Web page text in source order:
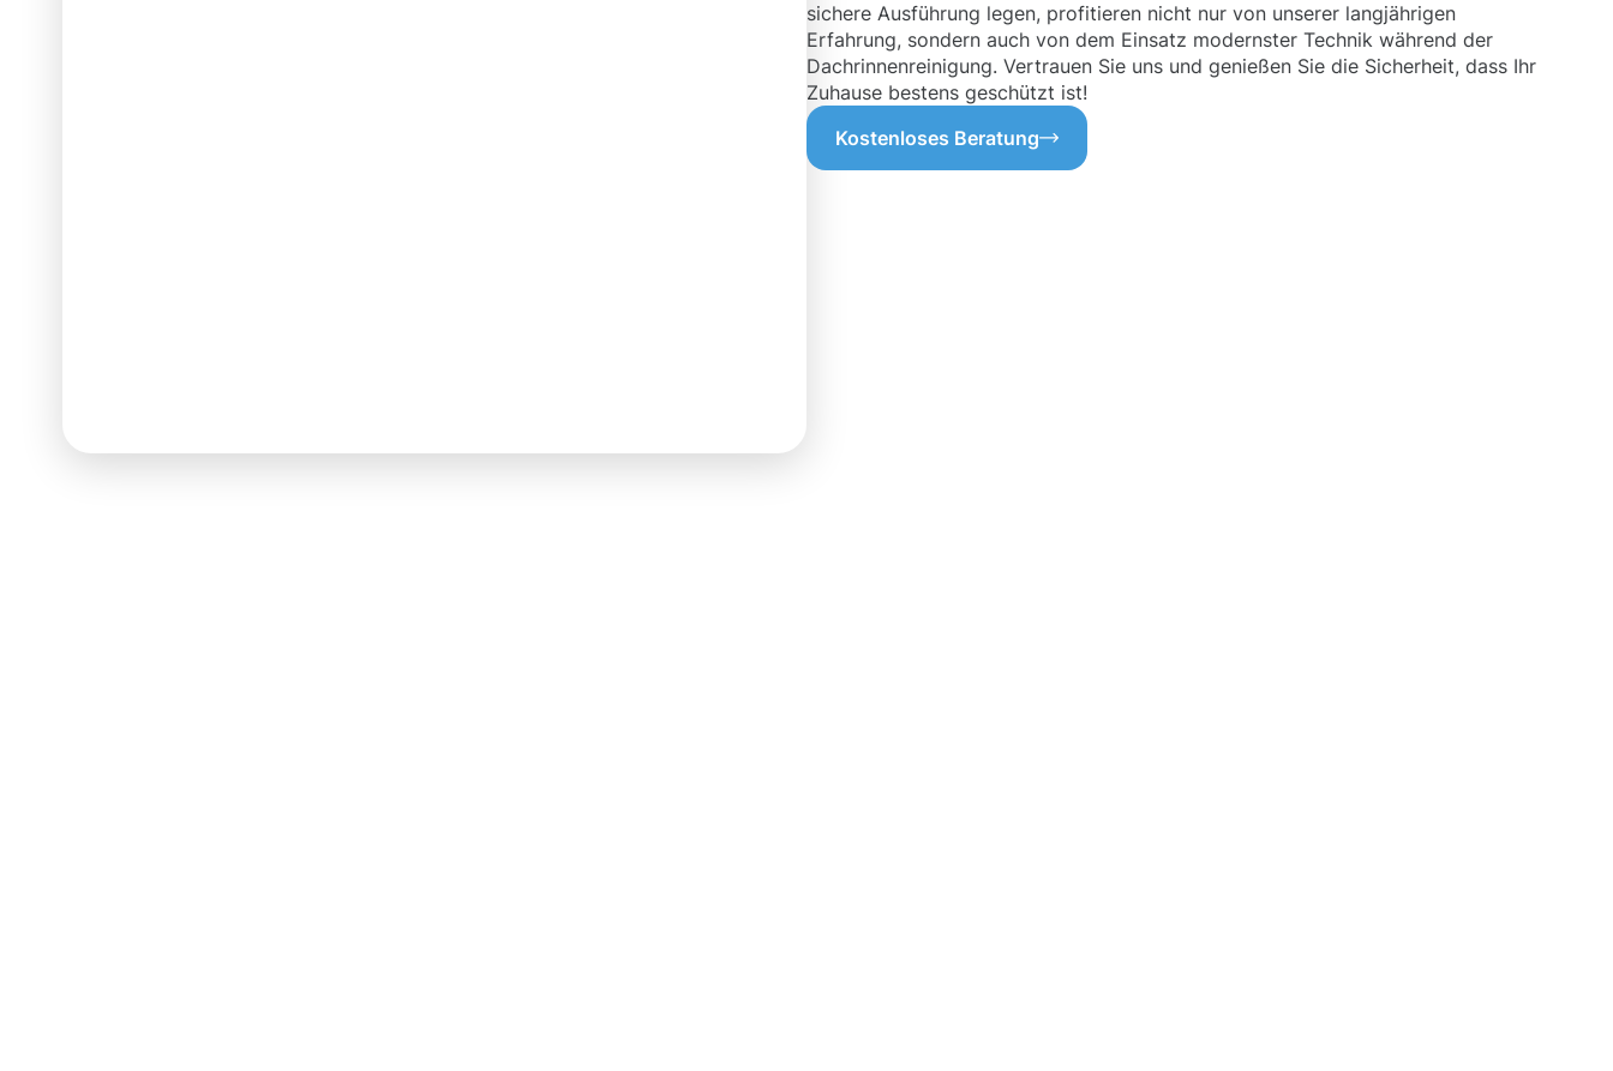
sichere Ausführung legen, profitieren nicht nur von unserer langjährigen
Erfahrung, sondern auch von dem Einsatz modernster Technik während der
Dachrinnenreinigung. Vertrauen Sie uns und genießen Sie die Sicherheit, dass Ihr
Zuhause bestens geschützt ist!
Kostenloses Beratung